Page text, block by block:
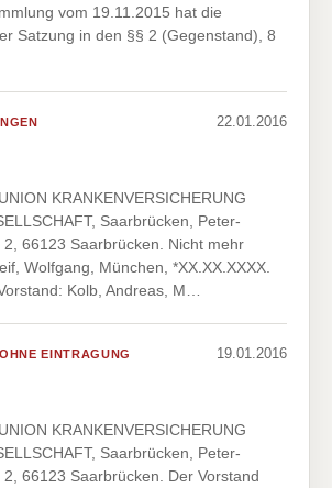
vom 19.11.2015 hat die
Satzung in den §§ 2 (Gegenstand), 8
22.01.2016
KRANKENVERSICHERUNG
Saarbrücken, Peter-
2, 66123 Saarbrücken. Nicht mehr
Wolfgang, München, *XX.XX.XXXX.
Kolb, Andreas, M…
EINTRAGUNG 19.01.2016
KRANKENVERSICHERUNG
Saarbrücken, Peter-
66123 Saarbrücken. Der Vorstand